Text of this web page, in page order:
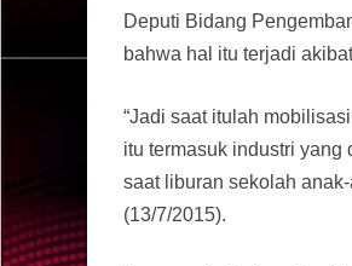
Deputi Bidang
bahwa hal itu terjadi
“Jadi saat itulah
itu termasuk industri
saat liburan sekolah
(13/7/2015).